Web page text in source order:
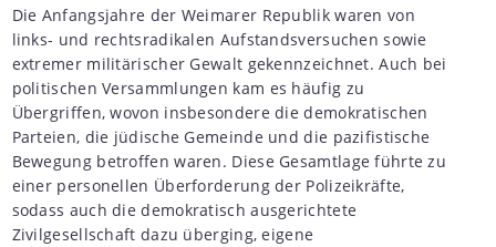
Die Anfangsjahre der Weimarer Republik waren von
links- und rechtsradikalen Aufstandsversuchen sowie
extremer militärischer Gewalt gekennzeichnet. Auch bei
politischen Versammlungen kam es häufig zu
Übergriffen, wovon insbesondere die demokratischen
Parteien, die jüdische Gemeinde und die pazifistische
Bewegung betroffen waren. Diese Gesamtlage führte zu
einer personellen Überforderung der Polizeikräfte,
sodass auch die demokratisch ausgerichtete
Zivilgesellschaft dazu überging, eigene